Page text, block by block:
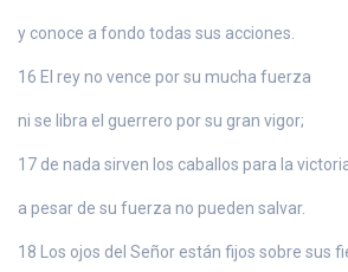
y conoce a fondo todas sus acciones.
16 El rey no vence por su mucha fuerza
ni se libra el guerrero por su gran vigor;
17 de nada sirven los caballos para la
a pesar de su fuerza no pueden salvar.
18 Los ojos del Señor están fijos sobre sus